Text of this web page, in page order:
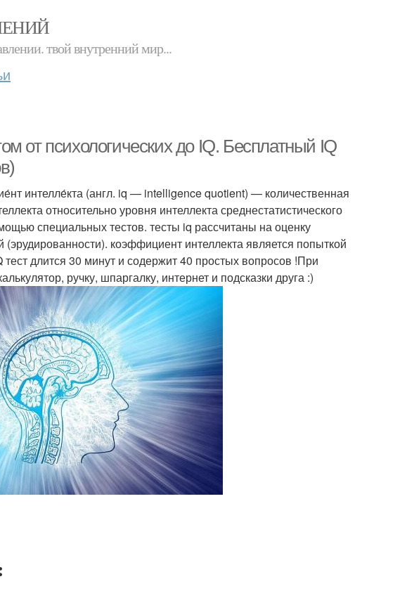
твой внутренний мир...
от психологических до IQ. Бесплатный IQ
интелле́кта (англ. iq — intelligence quotient) — количественная
относительно уровня интеллекта среднестатистического
специальных тестов. тесты iq рассчитаны на оценку
коэффициент интеллекта является попыткой
длится 30 минут и содержит 40 простых вопросов !При
ручку, шпаргалку, интернет и подсказки друга :)